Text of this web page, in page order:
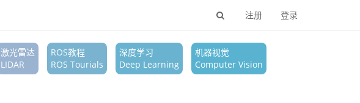
注册 登录
激光雷达
LIDAR
ROS教程
ROS Tourials
深度学习
Deep Learning
机器视觉
Computer Vision